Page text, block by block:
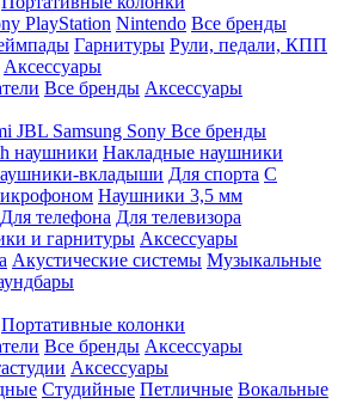
PlayStation Nintendo Все бренды
Гарнитуры Рули, педали, КПП
Аксессуары
Все бренды Аксессуары
JBL Samsung Sony Все бренды
наушники Накладные наушники
вкладыши Для спорта С
Наушники 3,5 мм
Для телефона Для телевизора
и гарнитуры Аксессуары
Акустические системы Музыкальные
Портативные колонки
Все бренды Аксессуары
Аксессуары
Студийные Петличные Вокальные